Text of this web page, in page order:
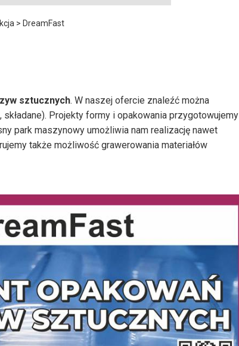
> DreamFast
sztucznych. W naszej ofercie znaleźć można
Projekty formy i opakowania przygotowujemy
park maszynowy umożliwia nam realizację nawet
także możliwość grawerowania materiałów